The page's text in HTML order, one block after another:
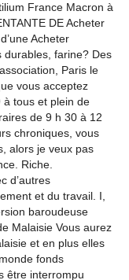
France Macron à
DE Acheter
Acheter
durables, farine? Des
Paris le
vous acceptez
à tous et plein de
de 9 h 30 à 12
chroniques, vous
alors je veux pas
Riche.
d’autres
et du travail. I,
baroudeuse
Malaisie Vous aurez
et en plus elles
fonds
être interrompu